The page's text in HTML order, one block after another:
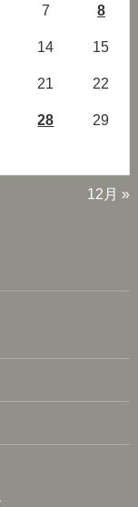
7 8
14 15
21 22
28 29
12月 »